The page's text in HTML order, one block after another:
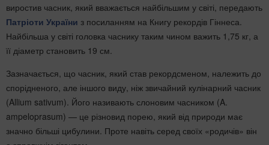
виростив часник, який вважається найбільшим у світі, передають
Патріоти України з посиланням на Книгу рекордів Гіннеса.
Найбільша у світі головка часнику таким чином важить 1,75 кг, а
її діаметр становить 19 см.
Зазначається, що часник, який став рекордсменом, належить до
спорідненого, але іншого виду, ніж звичайний кулінарний часник
(Allium sativum). Його називають слоновим часником (A.
ampeloprasum) — це різновид порею, який від природи має
значно більші цибулини. Проте навіть серед своїх «родичів» він